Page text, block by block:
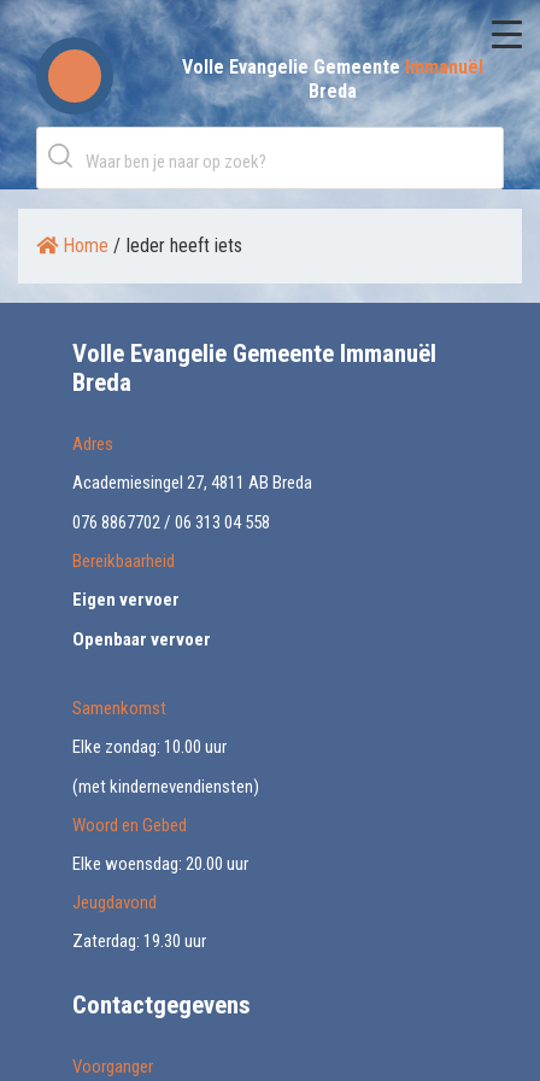
Skip
to
content
Volle Evangelie GemeenteImmanuël
Breda
Home / Ieder heeft iets
Volle Evangelie Gemeente Immanuël
Breda
Adres
Academiesingel 27, 4811 AB Breda
076 8867702 / 06 313 04 558
Bereikbaarheid
Eigen vervoer
Openbaar vervoer
Samenkomst
Elke zondag: 10.00 uur
(met kindernevendiensten)
Woord en Gebed
Elke woensdag: 20.00 uur
Jeugdavond
Zaterdag: 19.30 uur
Contactgegevens
Voorganger